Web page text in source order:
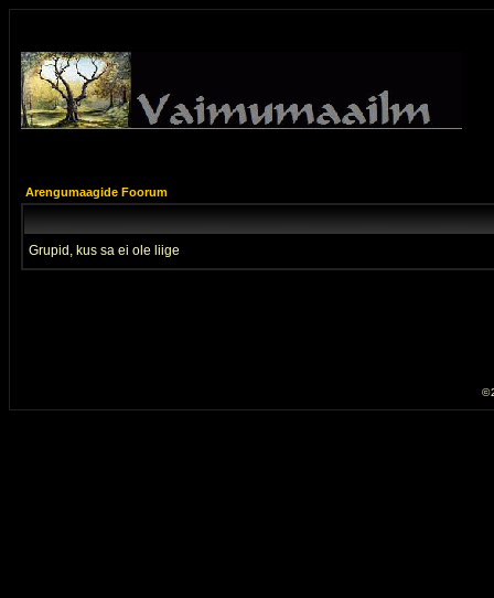
Arengumaagide Foorum
Grupid, kus sa ei ole liige
©